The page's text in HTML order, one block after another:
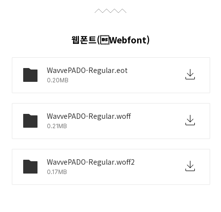
웹폰트(Webfont)
WavvePADO-Regular.eot
0.20MB
WavvePADO-Regular.woff
0.21MB
WavvePADO-Regular.woff2
0.17MB